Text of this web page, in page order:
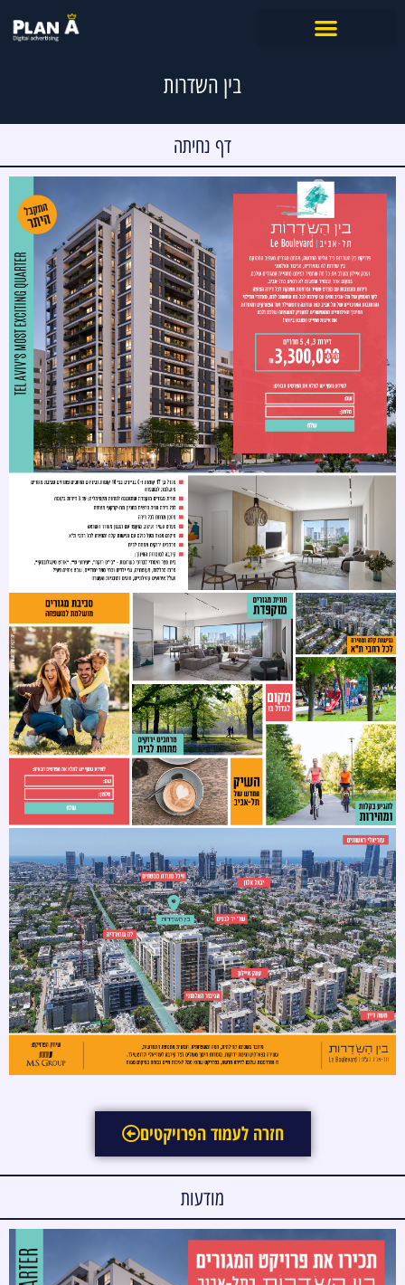
בין השדרות
דף נחיתה
חזרה לעמוד הפרויקטים
מודעות